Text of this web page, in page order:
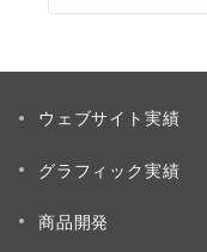
ウェブサイト実績
グラフィック実績
商品開発